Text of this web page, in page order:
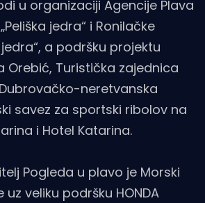
u organizaciji Agencije Plava
jedra“ i Ronilačke
a podršku projektu
Orebić, Turistička zajednica
neretvanska
savez za sportski ribolov na
i Hotel Katarina.
Pogleda u plavo je Morski
uz veliku podršku HONDA